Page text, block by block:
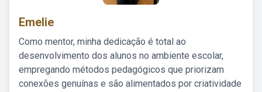
Emelie
Como mentor, minha dedicação é total ao
desenvolvimento dos alunos no ambiente escolar,
empregando métodos pedagógicos que priorizam
conexões genuínas e são alimentados por criatividade